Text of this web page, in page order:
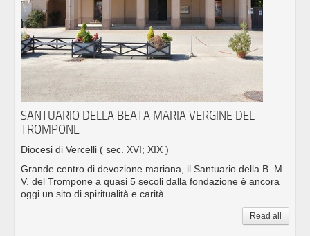
SANTUARIO DELLA BEATA MARIA VERGINE DEL
TROMPONE
Diocesi di Vercelli ( sec. XVI; XIX )
Grande centro di devozione mariana, il Santuario della B. M.
V. del Trompone a quasi 5 secoli dalla fondazione è ancora
oggi un sito di spiritualità e carità.
Read all